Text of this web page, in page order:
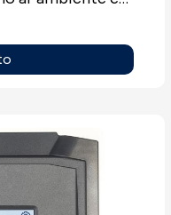
como
de silos,
Este
são
e a
associados a